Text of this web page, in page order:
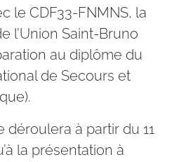
le CDF33-FNMNS, la
l’Union Saint-Bruno
au diplôme du
de Secours et
déroulera à partir du 11
la présentation à